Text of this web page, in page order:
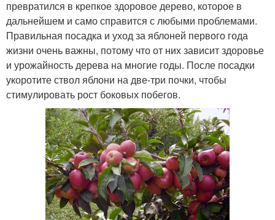
превратился в крепкое здоровое дерево, которое в
дальнейшем и само справится с любыми проблемами.
Правильная посадка и уход за яблоней первого года
жизни очень важны, потому что от них зависит здоровье
и урожайность дерева на многие годы. После посадки
укоротите ствол яблони на две-три почки, чтобы
стимулировать рост боковых побегов.